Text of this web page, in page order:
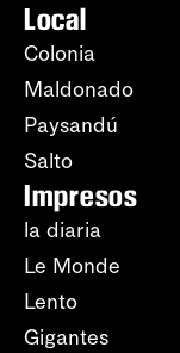
Local
Colonia
Maldonado
Paysandú
Salto
Impresos
la diaria
Le Monde
Lento
Gigantes